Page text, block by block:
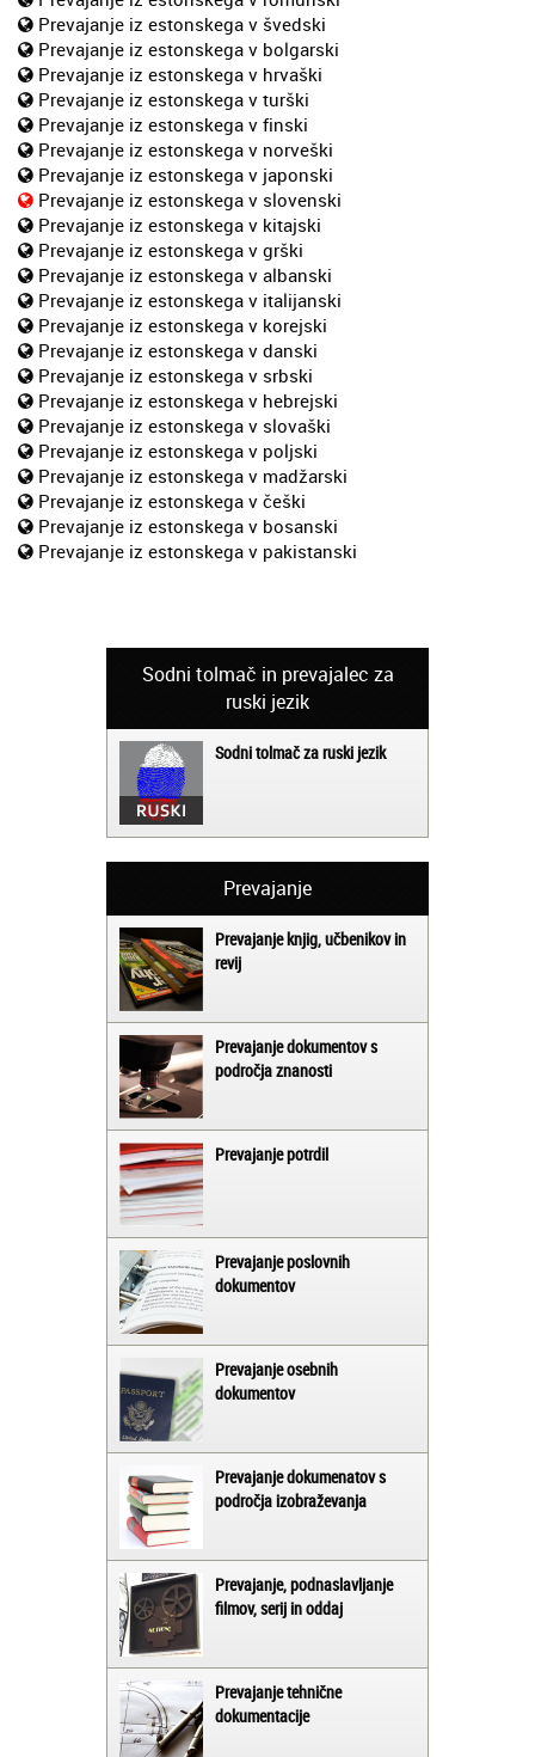
Prevajanje iz estonskega v švedski
Prevajanje iz estonskega v bolgarski
Prevajanje iz estonskega v hrvaški
Prevajanje iz estonskega v turški
Prevajanje iz estonskega v finski
Prevajanje iz estonskega v norveški
Prevajanje iz estonskega v japonski
Prevajanje iz estonskega v slovenski
Prevajanje iz estonskega v kitajski
Prevajanje iz estonskega v grški
Prevajanje iz estonskega v albanski
Prevajanje iz estonskega v italijanski
Prevajanje iz estonskega v korejski
Prevajanje iz estonskega v danski
Prevajanje iz estonskega v srbski
Prevajanje iz estonskega v hebrejski
Prevajanje iz estonskega v slovaški
Prevajanje iz estonskega v poljski
Prevajanje iz estonskega v madžarski
Prevajanje iz estonskega v češki
Prevajanje iz estonskega v bosanski
Prevajanje iz estonskega v pakistanski
Sodni tolmač in prevajalec za
ruski jezik
Sodni tolmač za ruski jezik
Prevajanje
Prevajanje knjig, učbenikov in
revij
Prevajanje dokumentov s
področja znanosti
Prevajanje potrdil
Prevajanje poslovnih
dokumentov
Prevajanje osebnih
dokumentov
Prevajanje dokumenatov s
področja izobraževanja
Prevajanje, podnaslavljanje
filmov, serij in oddaj
Prevajanje tehnične
dokumentacije